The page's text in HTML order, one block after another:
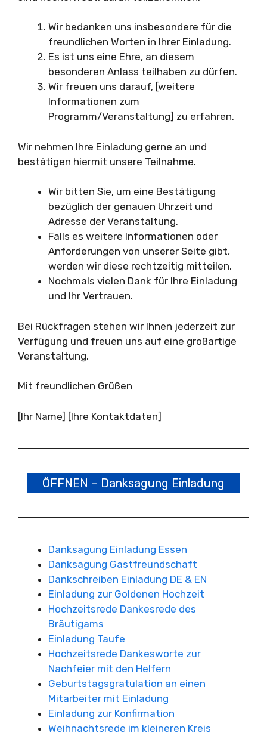
Wir bedanken uns insbesondere für die
freundlichen Worten in Ihrer Einladung.
Es ist uns eine Ehre, an diesem
besonderen Anlass teilhaben zu dürfen.
Wir freuen uns darauf, [weitere
Informationen zum
Programm/Veranstaltung] zu erfahren.
Wir nehmen Ihre Einladung gerne an und
bestätigen hiermit unsere Teilnahme.
Wir bitten Sie, um eine Bestätigung
bezüglich der genauen Uhrzeit und
Adresse der Veranstaltung.
Falls es weitere Informationen oder
Anforderungen von unserer Seite gibt,
werden wir diese rechtzeitig mitteilen.
Nochmals vielen Dank für Ihre Einladung
und Ihr Vertrauen.
Bei Rückfragen stehen wir Ihnen jederzeit zur
Verfügung und freuen uns auf eine großartige
Veranstaltung.
Mit freundlichen Grüßen
[Ihr Name] [Ihre Kontaktdaten]
ÖFFNEN – Danksagung Einladung
Danksagung Einladung Essen
Danksagung Gastfreundschaft
Dankschreiben Einladung DE & EN
Einladung zur Goldenen Hochzeit
Hochzeitsrede Dankesrede des
Bräutigams
Einladung Taufe
Hochzeitsrede Dankesworte zur
Nachfeier mit den Helfern
Geburtstagsgratulation an einen
Mitarbeiter mit Einladung
Einladung zur Konfirmation
Weihnachtsrede im kleineren Kreis